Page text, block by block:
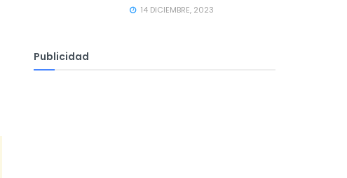
14 DICIEMBRE, 2023
Publicidad